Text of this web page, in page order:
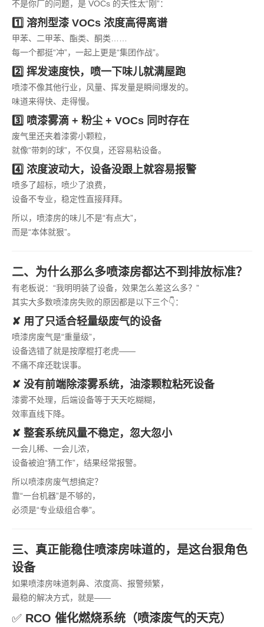
不是你厂的问题，是 VOCs 的天性太“刚”：
1️⃣ 溶剂型漆 VOCs 浓度高得离谱
甲苯、二甲苯、酯类、酮类……
每一个都挺“冲”，一起上更是“集团作战”。
2️⃣ 挥发速度快，喷一下味儿就满屋跑
喷漆不像其他行业，风量、挥发量是瞬间爆发的。
味道来得快、走得慢。
3️⃣ 喷漆雾滴 + 粉尘 + VOCs 同时存在
废气里还夹着漆雾小颗粒，
就像“带刺的球”，不仅臭，还容易粘设备。
4️⃣ 浓度波动大，设备没跟上就容易报警
喷多了超标，喷少了浪费，
设备不专业，稳定性直接拜拜。
所以，喷漆房的味儿不是“有点大”，
而是“本体就狠”。
二、为什么那么多喷漆房都达不到排放标准？
有老板说：“我明明装了设备，效果怎么差这么多？”
其实大多数喷漆房失败的原因都是以下三个👇：
✘ 用了只适合轻量级废气的设备
喷漆房废气是“重量级”，
设备选错了就是按摩棍打老虎——
不痛不痒还耽误事。
✘ 没有前端除漆雾系统，油漆颗粒粘死设备
漆雾不处理，后端设备等于天天吃糊糊，
效率直线下降。
✘ 整套系统风量不稳定，忽大忽小
一会儿稀、一会儿浓，
设备被迫“猜工作”，结果经常报警。
所以喷漆房废气想搞定？
靠“一台机器”是不够的，
必须是“专业级组合拳”。
三、真正能稳住喷漆房味道的，是这台狠角色
设备
如果喷漆房味道刺鼻、浓度高、报警频繁，
最稳的解决方式，就是——
✅ RCO 催化燃烧系统（喷漆废气的天克）